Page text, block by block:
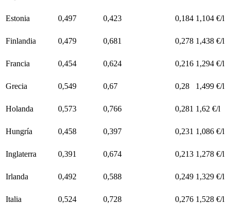
Estonia 0,497 0,423 0,184 1,104 €/l
Finlandia 0,479 0,681 0,278 1,438 €/l
Francia 0,454 0,624 0,216 1,294 €/l
Grecia 0,549 0,67 0,28 1,499 €/l
Holanda 0,573 0,766 0,281 1,62 €/l
Hungría 0,458 0,397 0,231 1,086 €/l
Inglaterra 0,391 0,674 0,213 1,278 €/l
Irlanda 0,492 0,588 0,249 1,329 €/l
Italia 0,524 0,728 0,276 1,528 €/l